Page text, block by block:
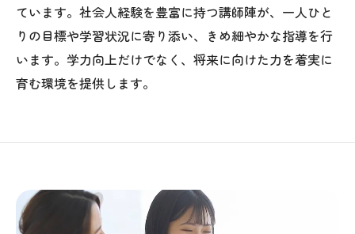
ています。社会人経験を豊富に持つ講師陣が、一人ひと
りの目標や学習状況に寄り添い、きめ細やかな指導を行
います。学力向上だけでなく、将来に向けた力を着実に
育む環境を提供します。